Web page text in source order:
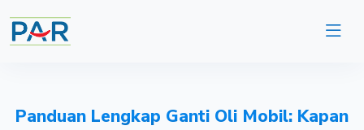
Panduan Lengkap Ganti Oli Mobil: Kapan